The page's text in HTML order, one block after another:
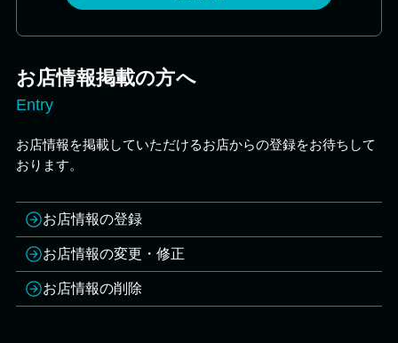
お店情報掲載の方へ
Entry
お店情報を掲載していただけるお店からの登録をお待ちして
おります。
お店情報の登録
お店情報の変更・修正
お店情報の削除